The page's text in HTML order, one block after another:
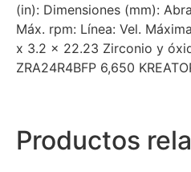
(in): Dimensiones (mm):
Máx. rpm: Línea: Vel.
x 3.2 x 22.23 Zirconio y
ZRA24R4BFP 6,650
Productos